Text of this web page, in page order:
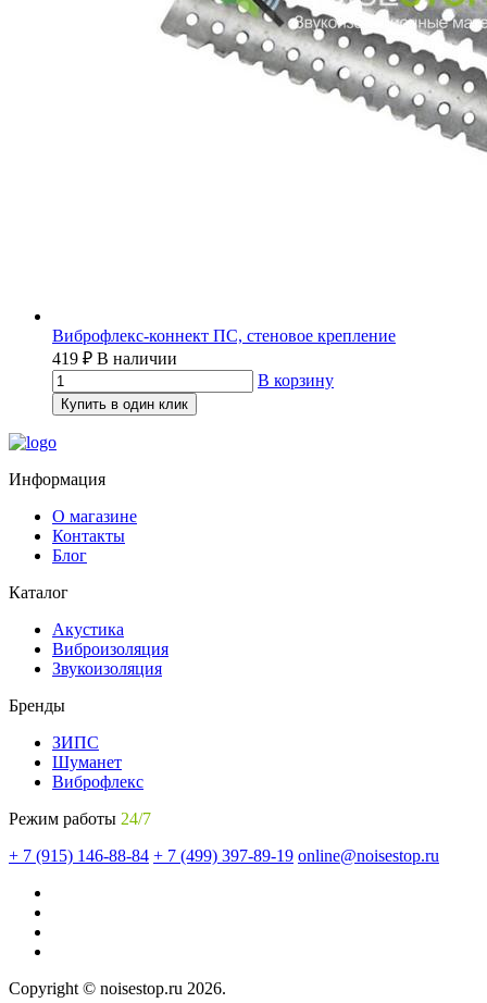
Виброфлекс-коннект ПС, стеновое крепление
419 ₽ В наличии
В корзину
Купить в один клик
Информация
О магазине
Контакты
Блог
Каталог
Акустика
Виброизоляция
Звукоизоляция
Бренды
ЗИПС
Шуманет
Виброфлекс
Режим работы 24/7
+ 7 (915) 146-88-84 + 7 (499) 397-89-19 online@noisestop.ru
Copyright © noisestop.ru 2026.